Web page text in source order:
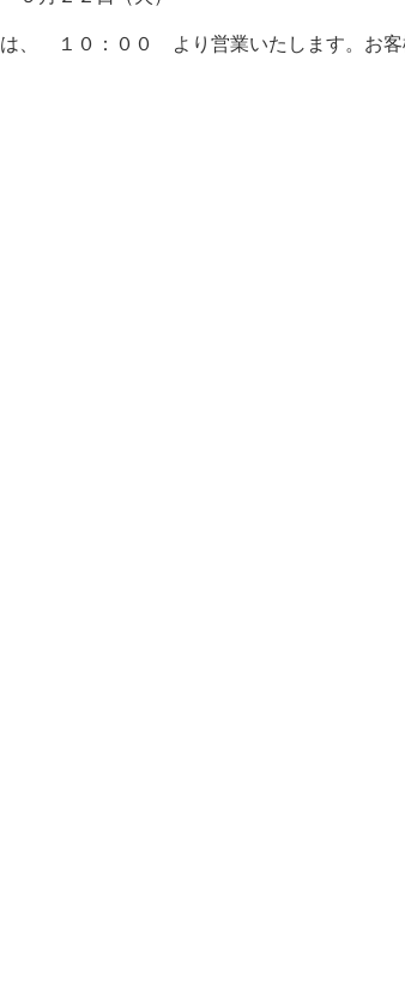
は、 １０：００ より営業いたします。お客